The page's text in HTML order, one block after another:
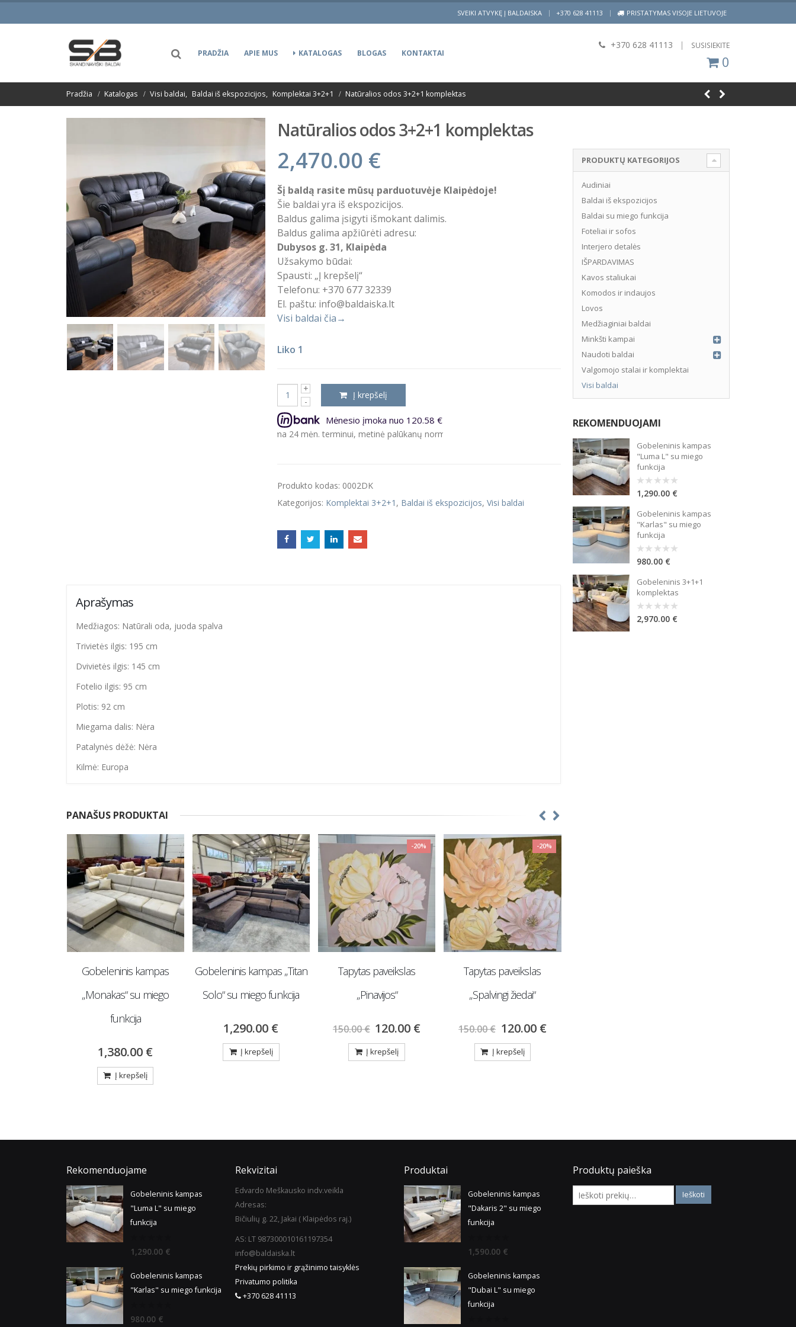
SVEIKI ATVYKĘ Į BALDAISKA | +370 628 41113 PRISTATYMAS VISOJE LIETUVOJE
PRADŽIA APIE MUS KATALOGAS BLOGAS KONTAKTAI
+370 628 41113 | SUSISIEKITE
0
Pradžia Katalogas Visi baldai, Baldai iš ekspozicijos, Komplektai 3+2+1 Natūralios odos 3+2+1 komplektas
Natūralios odos 3+2+1 komplektas
2,470.00 €
Šį baldą rasite mūsų parduotuvėje Klaipėdoje!
Šie baldai yra iš ekspozicijos.
Baldus galima įsigyti išmokant dalimis.
Baldus galima apžiūrėti adresu:
Dubysos g. 31, Klaipėda
Užsakymo būdai:
Spausti: „Į krepšelį“
Telefonu: +370 677 32339
El. paštu: info@baldaiska.lt
Visi baldai čia→
Liko 1
Į krepšelį
Mėnesio įmoka nuo 120.58 €
Pavyzdžiui, skolinantis 2,470.00 EUR, kai sutartis sudaroma 24 mėn. terminui, metinė palūkanų norma – 9.5%, sutarties sudarymo mokestis – 3%, sutarties administravimo mokestis – 0.15%, BVKKMN –
Produkto kodas: 0002DK
Kategorijos: Komplektai 3+2+1 , Baldai iš ekspozicijos,Visi baldai
Aprašymas
Medžiagos: Natūrali oda, juoda spalva
Trivietės ilgis: 195 cm
Dvivietės ilgis: 145 cm
Fotelio ilgis: 95 cm
Plotis: 92 cm
Miegama dalis: Nėra
Patalynės dėžė: Nėra
Kilmė: Europa
PANAŠUS PRODUKTAI
Gobeleninis kampas
„Monakas“ su miego
funkcija
1,380.00 €
Į krepšelį
Gobeleninis kampas „Titan
Solo“ su miego funkcija
1,290.00 €
Į krepšelį
-20%
Tapytas paveikslas
„Pinavijos“
150.00€ 120.00 €
Į krepšelį
-20%
Tapytas paveikslas
„Spalvingi žiedai“
150.00€ 120.00 €
Į krepšelį
PRODUKTŲ KATEGORIJOS
Audiniai
Baldai iš ekspozicijos
Baldai su miego funkcija
Foteliai ir sofos
Interjero detalės
IŠPARDAVIMAS
Kavos staliukai
Komodos ir indaujos
Lovos
Medžiaginiai baldai
Minkšti kampai
Naudoti baldai
Valgomojo stalai ir komplektai
Visi baldai
REKOMENDUOJAMI
Gobeleninis kampas
"Luma L" su miego
funkcija
0
out
5
1,290.00 €
Gobeleninis kampas
"Karlas" su miego
funkcija
0
5
980.00 €
Gobeleninis 3+1+1
komplektas
0
out
2,970.00 €
Rekomenduojame
Gobeleninis kampas
"Luma L" su miego
funkcija
0
out
1,290.00 €
Gobeleninis kampas
"Karlas" su miego funkcija
0
out
980.00 €
Rekvizitai
Edvardo Meškausko indv.veikla
Adresas:
Bičiulių g. 22, Jakai ( Klaipėdos raj.)
AS: LT 987300010161197354
info@baldaiska.lt
Prekių pirkimo ir grąžinimo taisyklės
Privatumo politika
+370 628 41113
Produktai
Gobeleninis kampas
"Dakaris 2" su miego
funkcija
0
out
1,590.00 €
Gobeleninis kampas
"Dubai L" su miego
funkcija
Produktų paieška